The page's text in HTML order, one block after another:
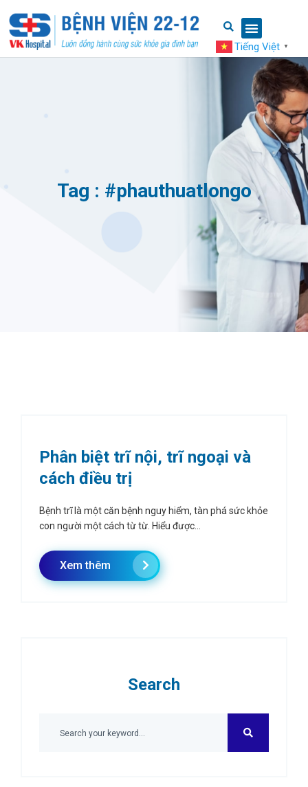
Tiếng Việt ▼
Tag : #phauthuatlongo
Phân biệt trĩ nội, trĩ ngoại và
cách điều trị
Bệnh trĩ là một căn bệnh nguy hiểm, tàn phá sức khỏe
con người một cách từ từ. Hiểu được...
Xem thêm
Search